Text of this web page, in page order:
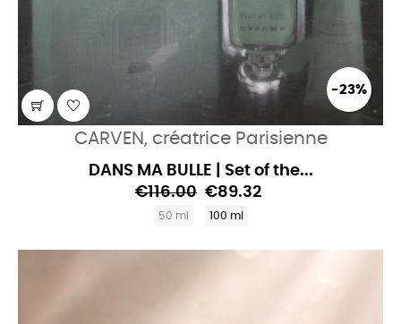
-23%
CARVEN, créatrice Parisienne
DANS MA BULLE | Set of the...
€116.00 €89.32
50 ml 100 ml